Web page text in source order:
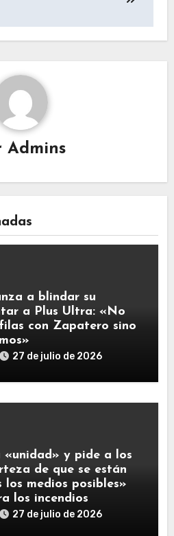
Admins
a blindar su
a Plus Ultra: «No
con Zapatero sino
27 de julio de 2026
«unidad» y pide a los
de que se están
los medios posibles»
los incendios
27 de julio de 2026